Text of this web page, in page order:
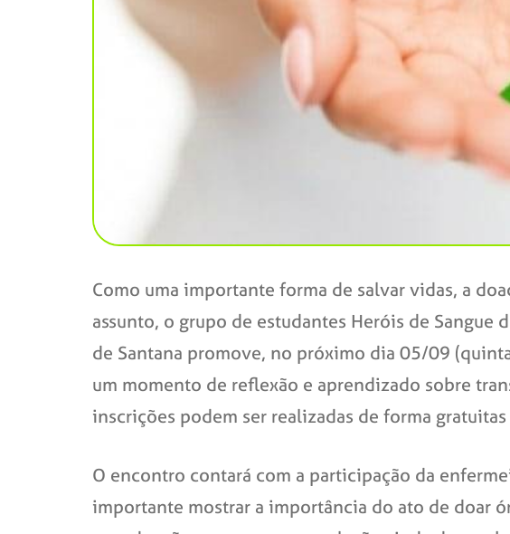
Como uma importante forma de salvar vidas, a
assunto, o grupo de estudantes Heróis de Sangue
de Santana promove, no próximo dia 05/09
um momento de reflexão e aprendizado sobre
inscrições podem ser realizadas de forma
O encontro contará com a participação da
importante mostrar a importância do ato de doar